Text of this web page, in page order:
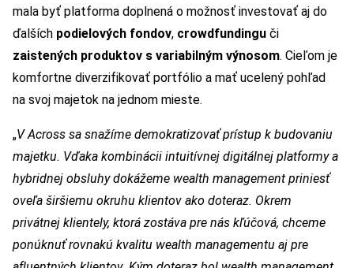
mala byť platforma doplnená o možnosť investovať aj do
ďalších podielových fondov, crowdfundingu či
zaistených produktov s variabilným výnosom. Cieľom je
komfortne diverzifikovať portfólio a mať ucelený pohľad
na svoj majetok na jednom mieste.
„V Across sa snažíme demokratizovať prístup k budovaniu
majetku. Vďaka kombinácii intuitívnej digitálnej platformy a
hybridnej obsluhy dokážeme wealth management priniesť
oveľa širšiemu okruhu klientov ako doteraz. Okrem
privátnej klientely, ktorá zostáva pre nás kľúčová, chceme
ponúknuť rovnakú kvalitu wealth managementu aj pre